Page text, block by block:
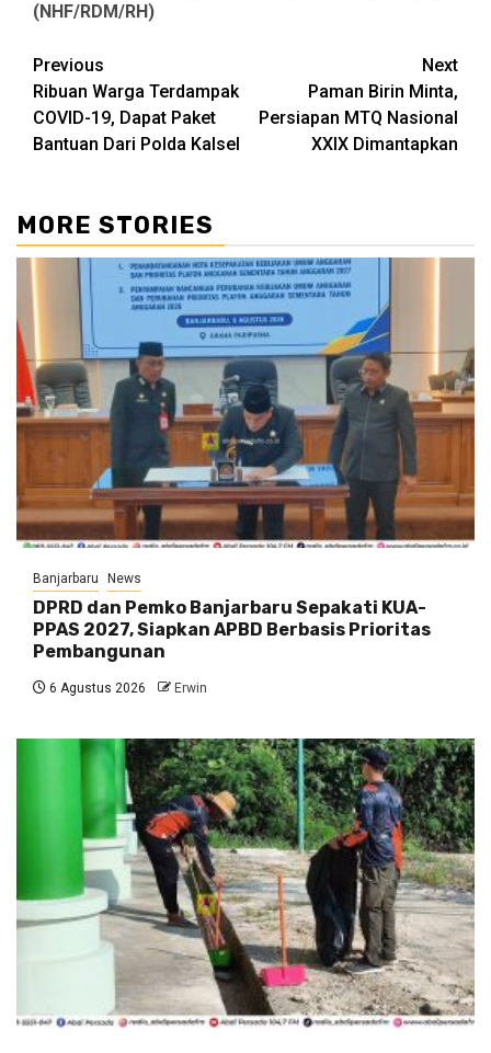
(NHF/RDM/RH)
Continue
Reading
Previous
Ribuan Warga Terdampak
COVID-19, Dapat Paket
Bantuan Dari Polda Kalsel
Next
Paman Birin Minta,
Persiapan MTQ Nasional
XXIX Dimantapkan
MORE STORIES
Banjarbaru News
DPRD dan Pemko Banjarbaru Sepakati KUA-
PPAS 2027, Siapkan APBD Berbasis Prioritas
Pembangunan
6 Agustus 2026 Erwin